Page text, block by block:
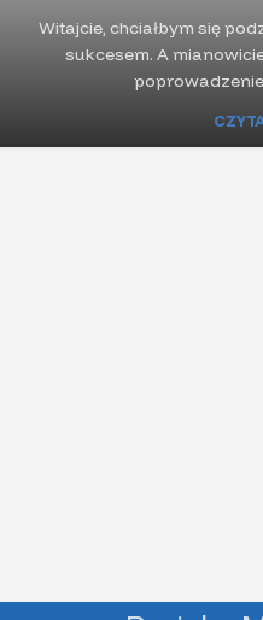
Witajcie, chciałbym się
sukcesem. A
poprowadzenie